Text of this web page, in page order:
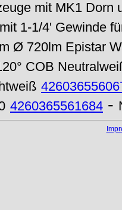
mit MK1 Dorn
1-1/4' Gewinde
Ø 720lm Epistar
COB
4260365561684 -